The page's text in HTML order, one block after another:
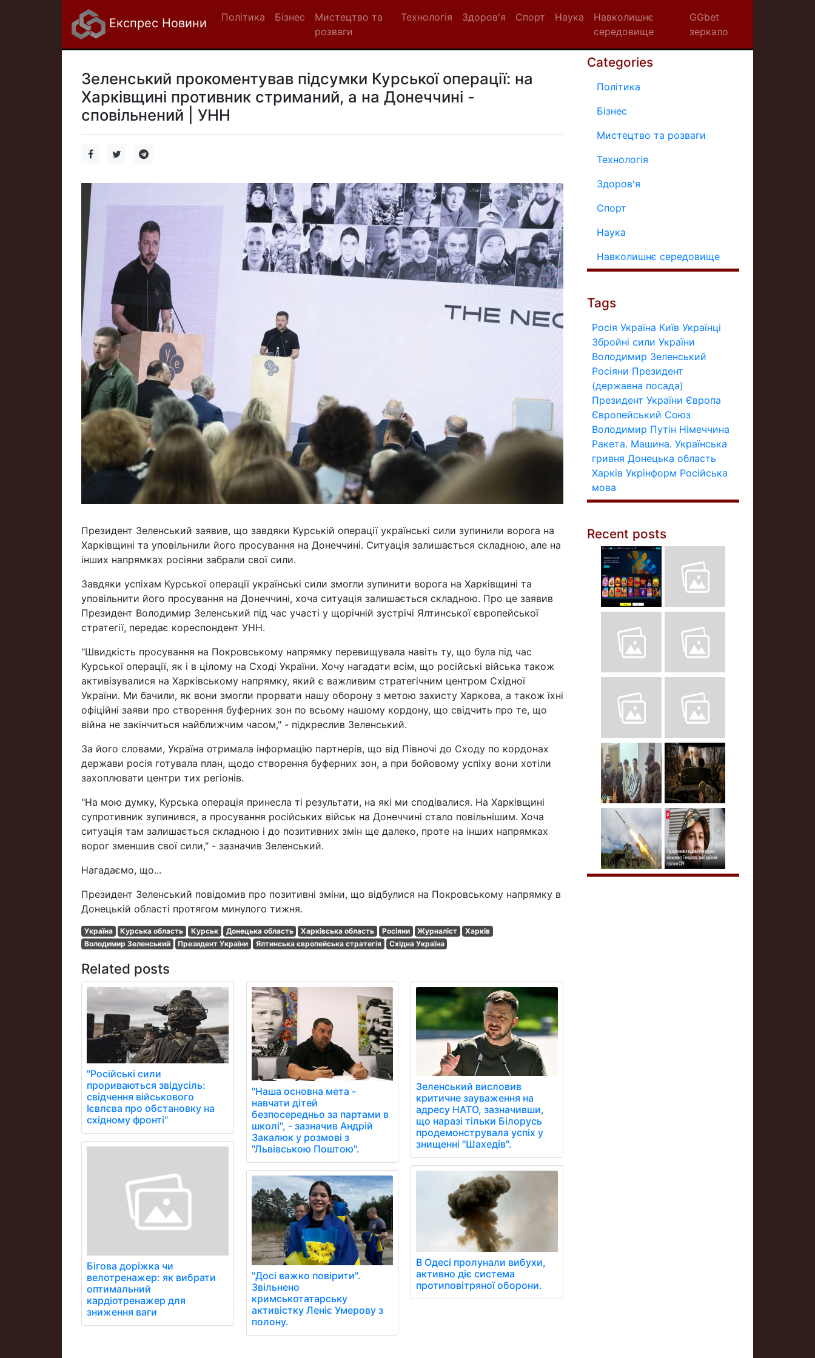
Експрес Новини Політика Бізнес
Мистецтво та
розваги
Технологія Здоров'я Спорт Наука
Навколишнє
середовище
GGbet
зеркало
Зеленський прокоментував підсумки Курської операції: на
Харківщині противник стриманий, а на Донеччині -
сповільнений | УНН
Президент Зеленський заявив, що завдяки Курській операції українські сили зупинили ворога на
Харківщині та уповільнили його просування на Донеччині. Ситуація залишається складною, але на
інших напрямках росіяни забрали свої сили.
Завдяки успіхам Курської операції українські сили змогли зупинити ворога на Харківщині та
уповільнити його просування на Донеччині, хоча ситуація залишається складною. Про це заявив
Президент Володимир Зеленський під час участі у щорічній зустрічі Ялтинської європейської
стратегії, передає кореспондент УНН.
"Швидкість просування на Покровському напрямку перевищувала навіть ту, що була під час
Курської операції, як і в цілому на Сході України. Хочу нагадати всім, що російські війська також
активізувалися на Харківському напрямку, який є важливим стратегічним центром Східної
України. Ми бачили, як вони змогли прорвати нашу оборону з метою захисту Харкова, а також їхні
офіційні заяви про створення буферних зон по всьому нашому кордону, що свідчить про те, що
війна не закінчиться найближчим часом," - підкреслив Зеленський.
За його словами, Україна отримала інформацію партнерів, що від Півночі до Сходу по кордонах
держави росія готувала план, щодо створення буферних зон, а при бойовому успіху вони хотіли
захоплювати центри тих регіонів.
"На мою думку, Курська операція принесла ті результати, на які ми сподівалися. На Харківщині
супротивник зупинився, а просування російських військ на Донеччині стало повільнішим. Хоча
ситуація там залишається складною і до позитивних змін ще далеко, проте на інших напрямках
ворог зменшив свої сили," - зазначив Зеленський.
Нагадаємо, що...
Президент Зеленський повідомив про позитивні зміни, що відбулися на Покровському напрямку в
Донецькій області протягом минулого тижня.
Україна Курська область Курськ Донецька область Харківська область Росіяни Журналіст
Харків
Володимир Зеленський
Президент України Ялтинська європейська стратегія Східна Україна
Related posts
"Російські сили
прориваються звідусіль:
свідчення військового
Ієвлєва про обстановку на
східному фронті"
Бігова доріжка чи
велотренажер: як вибрати
оптимальний
кардіотренажер для
зниження ваги
"Наша основна мета -
навчати дітей
безпосередньо за партами в
школі", - зазначив Андрій
Закалюк у розмові з
"Львівською Поштою".
"Досі важко повірити".
Звільнено
кримськотатарську
активістку Леніє Умерову з
полону.
Зеленський висловив
критичне зауваження на
адресу НАТО, зазначивши,
що наразі тільки Білорусь
продемонструвала успіх у
знищенні "Шахедів".
В Одесі пролунали вибухи,
активно діє система
протиповітряної оборони.
Categories
Політика
Бізнес
Мистецтво та розваги
Технологія
Здоров'я
Спорт
Наука
Навколишнє середовище
Tags
Росія Україна Київ Українці
Збройні сили України
Володимир Зеленський
Росіяни Президент
(державна посада)
Президент України Європа
Європейський Союз
Володимир Путін Німеччина
Ракета. Машина. Українська
гривня Донецька область
Харків Укрінформ Російська
мова
Recent posts